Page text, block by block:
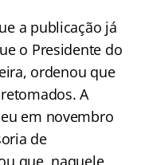
a publicação já
o Presidente do
ordenou que
A
em novembro
de
que, naquele